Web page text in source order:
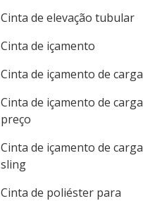
Cinta de elevação tubular
Cinta de içamento
Cinta de içamento de carga
Cinta de içamento de carga
preço
Cinta de içamento de carga
sling
Cinta de poliéster para